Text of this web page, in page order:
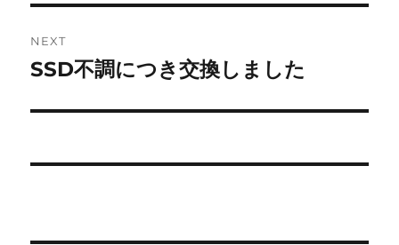
NEXT
Next
SSD不調につき交換しました